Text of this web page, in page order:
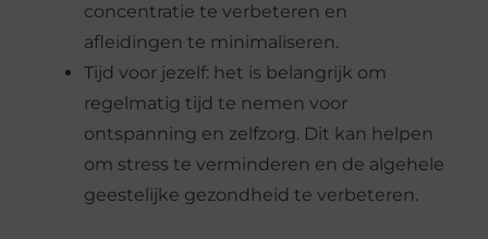
concentratie te verbeteren en
afleidingen te minimaliseren.
Tijd voor jezelf: het is belangrijk om
regelmatig tijd te nemen voor
ontspanning en zelfzorg. Dit kan helpen
om stress te verminderen en de algehele
geestelijke gezondheid te verbeteren.